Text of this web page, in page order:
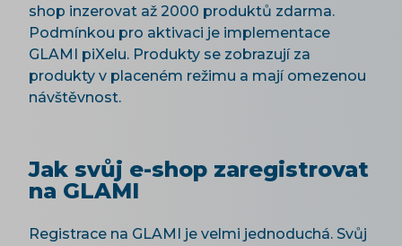
shop inzerovat až 2000 produktů zdarma.
Podmínkou pro aktivaci je implementace
GLAMI piXelu. Produkty se zobrazují za
produkty v placeném režimu a mají omezenou
návštěvnost.
Jak svůj e-shop zaregistrovat
na GLAMI
Registrace na GLAMI je velmi jednoduchá. Svůj